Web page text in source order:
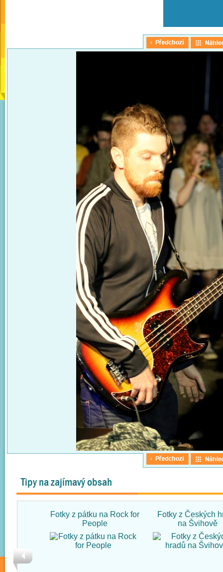
Tipy na zajímavý obsah
Fotky z pátku na Rock for
People
Fotky z Českých
na Švihově